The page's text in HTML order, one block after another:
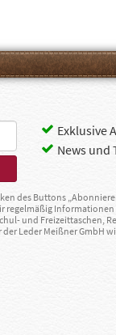
Exklusive
News und
des Buttons
regelmäßig
und Freizeittaschen,
Leder Meißner GmbH